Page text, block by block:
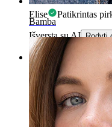
Bamba
Elise Patikrintas
Išversta su AI Rodyti
Rating
Tobulas!